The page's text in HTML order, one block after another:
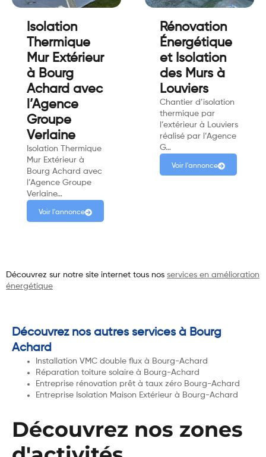
Isolation
Thermique
Mur Extérieur
à Bourg
Achard avec
l’Agence
Groupe
Verlaine
Isolation Thermique
Mur Extérieur à
Bourg Achard avec
l’Agence Groupe
Verlaine…
Voir l'annonce
Rénovation
Énergétique
et Isolation
des Murs à
Louviers
Chantier d’isolation
thermique par
l’extérieur à Louviers
réalisé par l’Agence
G…
Voir l'annonce
Découvrez sur notre site internet tous nos services en amélioration
énergétique
Découvrez nos autres services à Bourg
Achard
Installation VMC double flux à Bourg-Achard
Réparation toiture solaire à Bourg-Achard
Entreprise rénovation prêt à taux zéro Bourg-Achard
Entreprise Isolation Maison Extérieur à Bourg-Achard
Découvrez nos zones